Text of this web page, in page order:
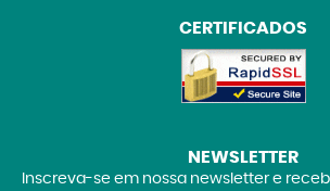
CERTIFICADOS
NEWSLETTER
Inscreva-se em nossa newsletter e